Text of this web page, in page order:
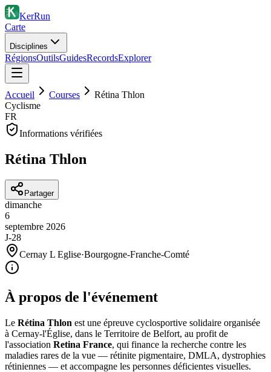
KerRun
Carte
Disciplines
RégionsOutilsGuidesRecordsExplorer
Accueil Courses
Rétina Thlon
Cyclisme
FR
Informations vérifiées
Rétina Thlon
Partager
dimanche
6
septembre 2026
J-28
Cernay L Eglise·Bourgogne-Franche-Comté
À propos de l'événement
Le Rétina Thlon est une épreuve cyclosportive solidaire organisée
à Cernay-l'Église, dans le Territoire de Belfort, au profit de
l'association Retina France, qui finance la recherche contre les
maladies rares de la vue — rétinite pigmentaire, DMLA, dystrophies
rétiniennes — et accompagne les personnes déficientes visuelles.